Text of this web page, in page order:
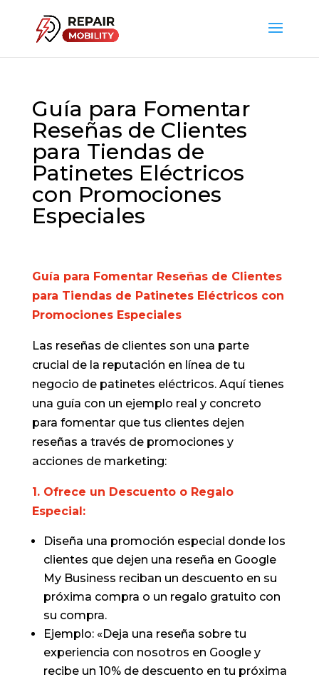
Guía para Fomentar
Reseñas de Clientes
para Tiendas de
Patinetes Eléctricos
con Promociones
Especiales
Guía para Fomentar Reseñas de Clientes
para Tiendas de Patinetes Eléctricos con
Promociones Especiales
Las reseñas de clientes son una parte
crucial de la reputación en línea de tu
negocio de patinetes eléctricos. Aquí tienes
una guía con un ejemplo real y concreto
para fomentar que tus clientes dejen
reseñas a través de promociones y
acciones de marketing:
1. Ofrece un Descuento o Regalo
Especial:
Diseña una promoción especial donde los
clientes que dejen una reseña en Google
My Business reciban un descuento en su
próxima compra o un regalo gratuito con
su compra.
Ejemplo: «Deja una reseña sobre tu
experiencia con nosotros en Google y
recibe un 10% de descuento en tu próxima